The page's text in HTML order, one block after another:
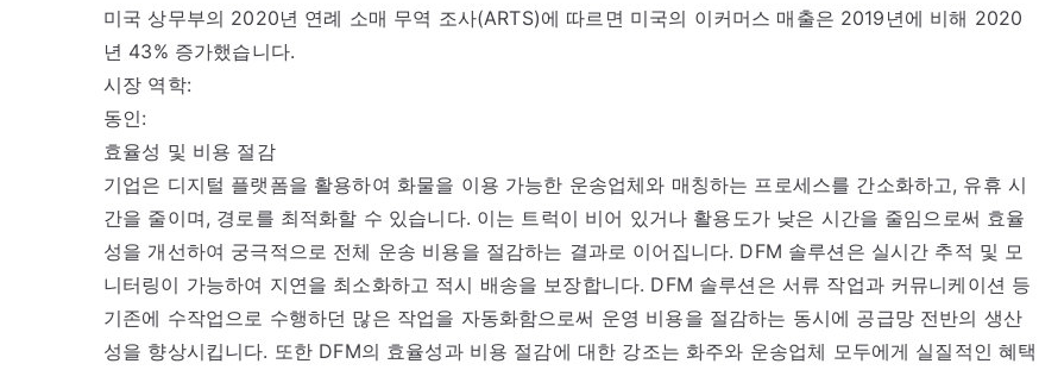
미국 상무부의 2020년 연례 소매 무역 조사(ARTS)에 따르면 미국의 이커머스 매출은 2019년에 비해 2020
년 43% 증가했습니다.
시장 역학:
동인:
효율성 및 비용 절감
기업은 디지털 플랫폼을 활용하여 화물을 이용 가능한 운송업체와 매칭하는 프로세스를 간소화하고, 유휴 시
간을 줄이며, 경로를 최적화할 수 있습니다. 이는 트럭이 비어 있거나 활용도가 낮은 시간을 줄임으로써 효율
성을 개선하여 궁극적으로 전체 운송 비용을 절감하는 결과로 이어집니다. DFM 솔루션은 실시간 추적 및 모
니터링이 가능하여 지연을 최소화하고 적시 배송을 보장합니다. DFM 솔루션은 서류 작업과 커뮤니케이션 등
기존에 수작업으로 수행하던 많은 작업을 자동화함으로써 운영 비용을 절감하는 동시에 공급망 전반의 생산
성을 향상시킵니다. 또한 DFM의 효율성과 비용 절감에 대한 강조는 화주와 운송업체 모두에게 실질적인 혜택